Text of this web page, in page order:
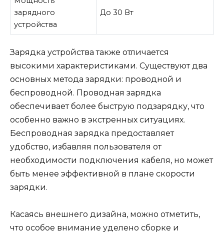
зарядного
устройства
До 30 Вт
Зарядка устройства также отличается
высокими характеристиками. Существуют два
основных метода зарядки: проводной и
беспроводной. Проводная зарядка
обеспечивает более быструю подзарядку, что
особенно важно в экстренных ситуациях.
Беспроводная зарядка предоставляет
удобство, избавляя пользователя от
необходимости подключения кабеля, но может
быть менее эффективной в плане скорости
зарядки.
Касаясь внешнего дизайна, можно отметить,
что особое внимание уделено сборке и